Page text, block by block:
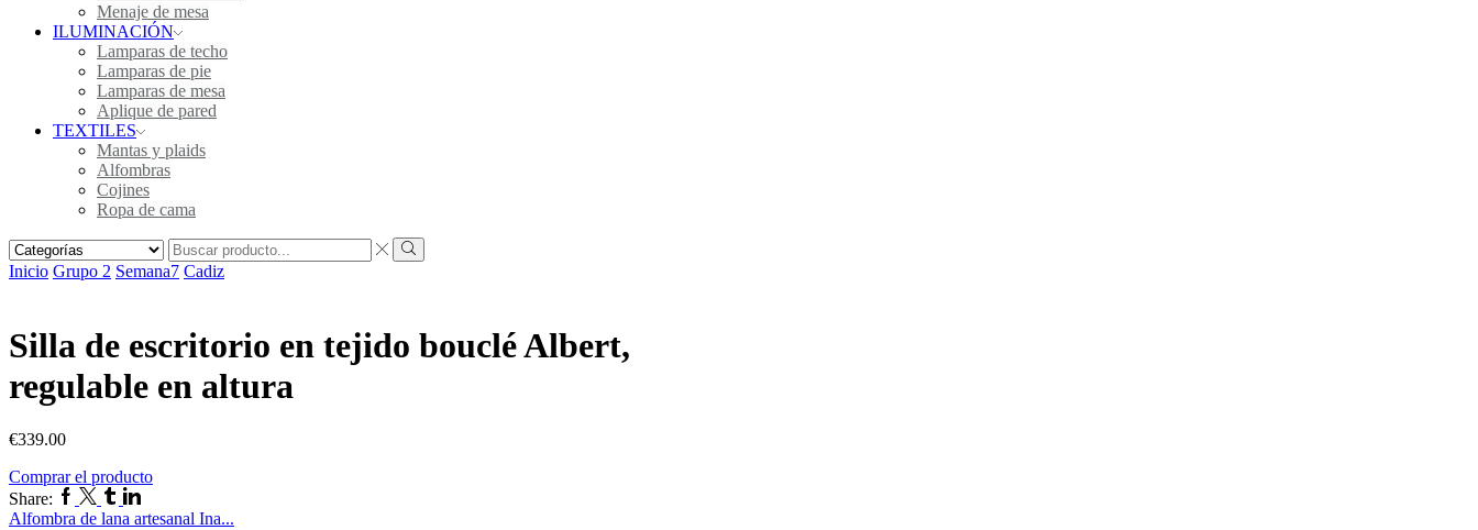
Menaje de mesa
ILUMINACIÓN
Lamparas de techo
Lamparas de pie
Lamparas de mesa
Aplique de pared
TEXTILES
Mantas y plaids
Alfombras
Cojines
Ropa de cama
Inicio Grupo 2 Semana7 Cadiz
Silla de escritorio en tejido bouclé Albert,
regulable en altura
€339.00
Comprar el producto
Share:
Alfombra de lana artesanal Ina...